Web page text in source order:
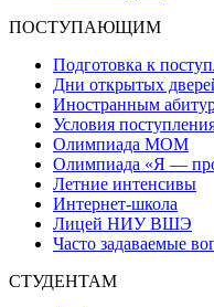
ПОСТУПАЮЩИМ
Подготовка к
Дни открытых
Иностранным
Условия
Олимпиада МОМ
Олимпиада «Я —
Летние интенсивы
Интернет-школа
Лицей НИУ ВШЭ
Часто задаваемые
СТУДЕНТАМ